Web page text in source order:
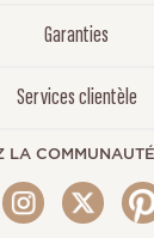
Garanties
Services clientèle
LA